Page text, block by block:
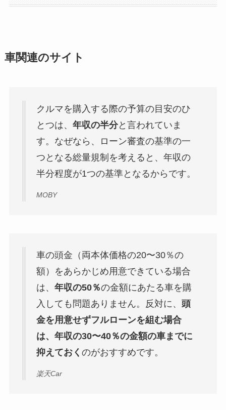
車関連のサイト
クルマを購入する際の予算の目安のひ
とつは、 年収の半分と言われていま
す。なぜなら、ローン審査の基準の一
つとなる総量規制を考えると、年収の
半分程度が1つの基準となるからです。
MOBY
車の頭金（両本体価格の20〜30％の
額）をあらかじめ用意できている場合
は、 年収の50％の金額にあたる車を購
入しても問題ありません。反対に、 頭
金を用意せずフルローンを組む場合
は、年収の30〜40％の金額の車までに
抑えておく のがおすすめです。
楽天Car